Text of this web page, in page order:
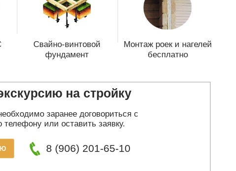
Свайно-винтовой
фундамент
Монтаж роек и нагелей
бесплатно
на стройку
заранее договориться с
или оставить заявку.
8 (906) 201-65-10